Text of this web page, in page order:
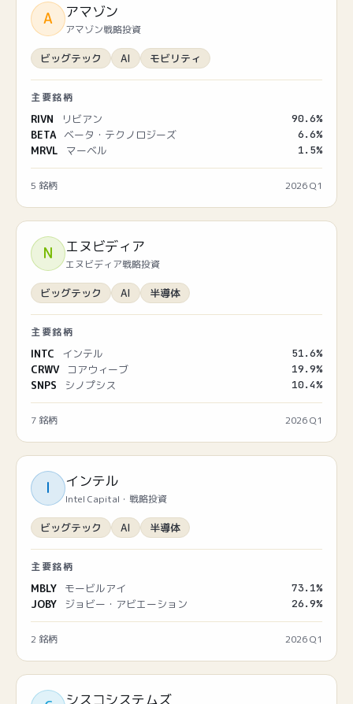
A アマゾン
アマゾン戦略投資
ビッグテック AI モビリティ
主要銘柄
RIVN リビアン 90.6%
BETA ベータ・テクノロジーズ 6.6%
MRVL マーベル 1.5%
5 銘柄 2026 Q1
N エヌビディア
エヌビディア戦略投資
ビッグテック AI 半導体
主要銘柄
INTC インテル 51.6%
CRWV コアウィーブ 19.9%
SNPS シノプシス 10.4%
7 銘柄 2026 Q1
I インテル
Intel Capital・戦略投資
ビッグテック AI 半導体
主要銘柄
MBLY モービルアイ 73.1%
JOBY ジョビー・アビエーション 26.9%
2 銘柄 2026 Q1
シスコシステムズ